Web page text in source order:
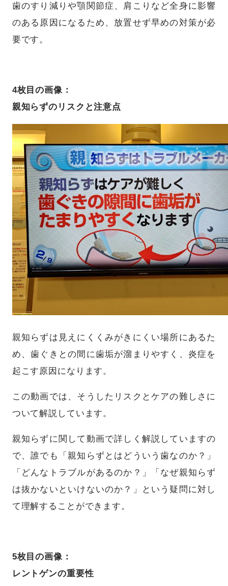
歯のすり減りや顎関節症、肩こりなど全身に影響
のある原因になるため、放置せず早めの対策が必
要です。
4枚目の画像：
親知らずのリスクと注意点
親知らずは見えにくくみがきにくい場所にあるた
め、歯ぐきとの間に歯垢が溜まりやすく、炎症を
起こす原因になります。
この動画では、そうしたリスクとケアの難しさに
ついて解説しています。
親知らずに関して動画で詳しく解説していますの
で、誰でも「親知らずとはどういう歯なのか？」
「どんなトラブルがあるのか？」「なぜ親知らず
は抜かないといけないのか？」という疑問に対し
て理解することができます。
5枚目の画像：
レントゲンの重要性